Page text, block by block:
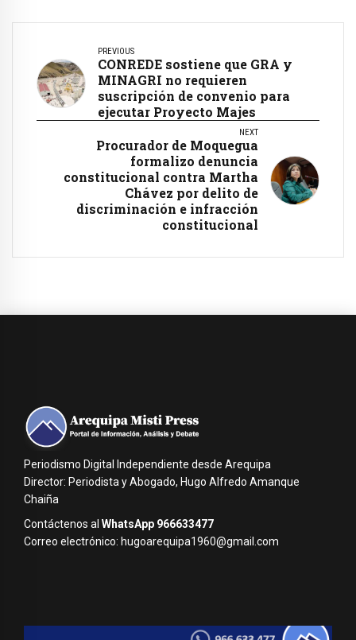
PREVIOUS
CONREDE sostiene que GRA y
MINAGRI no requieren
suscripción de convenio para
ejecutar Proyecto Majes
NEXT
Procurador de Moquegua
formalizo denuncia
constitucional contra Martha
Chávez por delito de
discriminación e infracción
constitucional
Periodismo Digital Independiente desde Arequipa
Director: Periodista y Abogado, Hugo Alfredo Amanque
Chaiña
Contáctenos al WhatsApp 966633477
Correo electrónico: hugoarequipa1960@gmail.com